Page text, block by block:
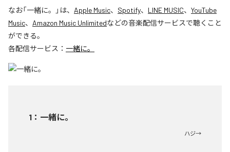
なお「一緒に。 」は、 Apple Music、 Spotify、 LINE MUSIC、 YouTube
Music、 Amazon Music Unlimitedなどの音楽配信サービスで聴くこと
ができる。
各配信サービス： 一緒に。
1 ： 一緒に。
ハジ→